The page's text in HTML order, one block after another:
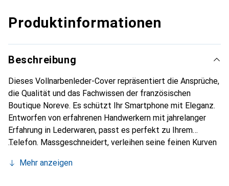
Produktinformationen
Beschreibung
Dieses Vollnarbenleder-Cover repräsentiert die Ansprüche,
die Qualität und das Fachwissen der französischen
Boutique Noreve. Es schützt Ihr Smartphone mit Eleganz.
Entworfen von erfahrenen Handwerkern mit jahrelanger
Erfahrung in Lederwaren, passt es perfekt zu Ihrem
Telefon. Massgeschneidert, verleihen seine feinen Kurven
unverzichtbaren Accessoire für Ihr Smartphone. Die Marke
Mehr anzeigen